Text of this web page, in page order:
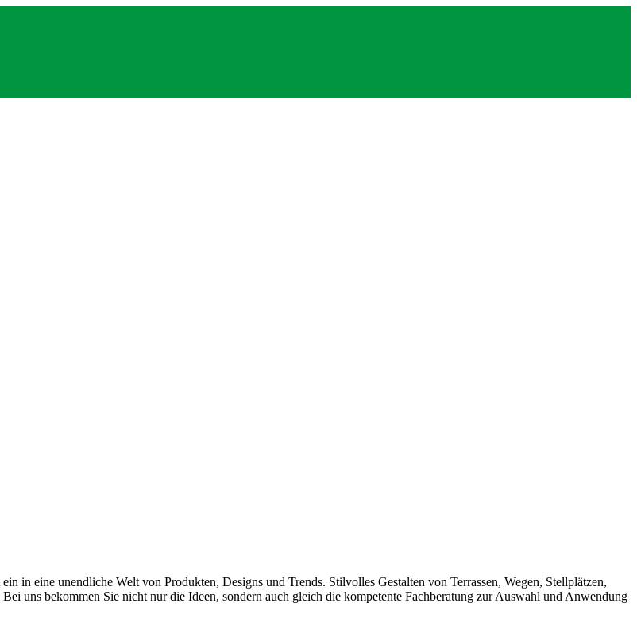
in eine unendliche Welt von Produkten, Designs und Trends. Stilvolles Gestalten von Terrassen, Wegen, Stellplätzen,
uns bekommen Sie nicht nur die Ideen, sondern auch gleich die kompetente Fachberatung zur Auswahl und Anwendung